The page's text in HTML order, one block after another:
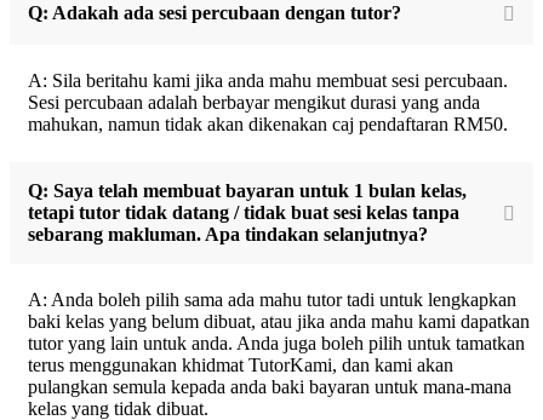
Q: Adakah ada sesi percubaan dengan tutor?
A: Sila beritahu kami jika anda mahu membuat sesi percubaan.
Sesi percubaan adalah berbayar mengikut durasi yang anda
mahukan, namun tidak akan dikenakan caj pendaftaran RM50.
Q: Saya telah membuat bayaran untuk 1 bulan kelas,
tetapi tutor tidak datang / tidak buat sesi kelas tanpa
sebarang makluman. Apa tindakan selanjutnya?
A: Anda boleh pilih sama ada mahu tutor tadi untuk lengkapkan
baki kelas yang belum dibuat, atau jika anda mahu kami dapatkan
tutor yang lain untuk anda. Anda juga boleh pilih untuk tamatkan
terus menggunakan khidmat TutorKami, dan kami akan
pulangkan semula kepada anda baki bayaran untuk mana-mana
kelas yang tidak dibuat.